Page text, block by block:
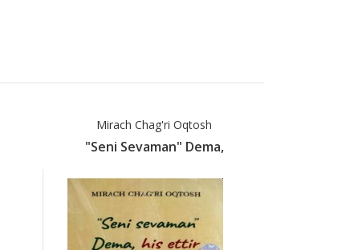
Mirach Chag'ri Oqtosh
"Seni Sevaman" Dema,